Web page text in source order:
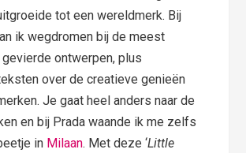
tot een wereldmerk. Bij
ik wegdromen bij de meest
ontwerpen, plus
over de creatieve genieën
Je gaat heel anders naar de
en bij Prada waande ik me zelfs
in Milaan. Met deze ‘Little